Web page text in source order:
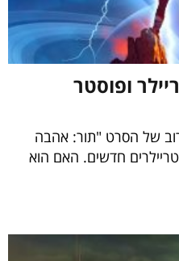
ופוסטר
של הסרט "תור: אהבה
חדשים. האם הוא